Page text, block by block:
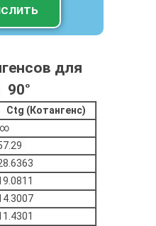
для
90°
Ctg (Котангенс)
∞